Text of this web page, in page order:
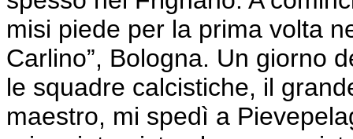
misi piede per la prima volta
Carlino”, Bologna. Un giorno
le squadre calcistiche, il
maestro, mi spedì a